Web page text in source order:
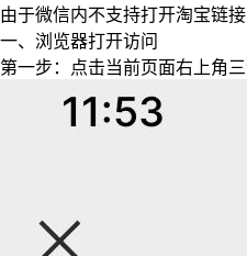
由于微信内不支持打开淘宝链
一、浏览器打开访问
第一步：点击当前页面右上角